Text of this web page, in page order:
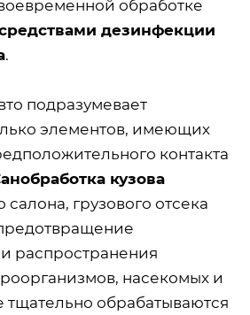
обработке
дезинфекции
.
подразумевает
элементов, имеющих
контакта
кузова
салона, грузового отсека
распространения
насекомых и
тщательно обрабатываются